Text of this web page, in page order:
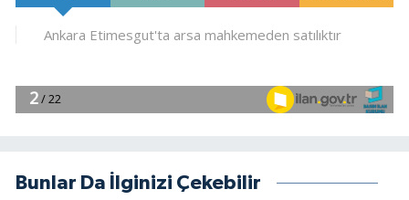
Bunlar Da İlginizi Çekebilir